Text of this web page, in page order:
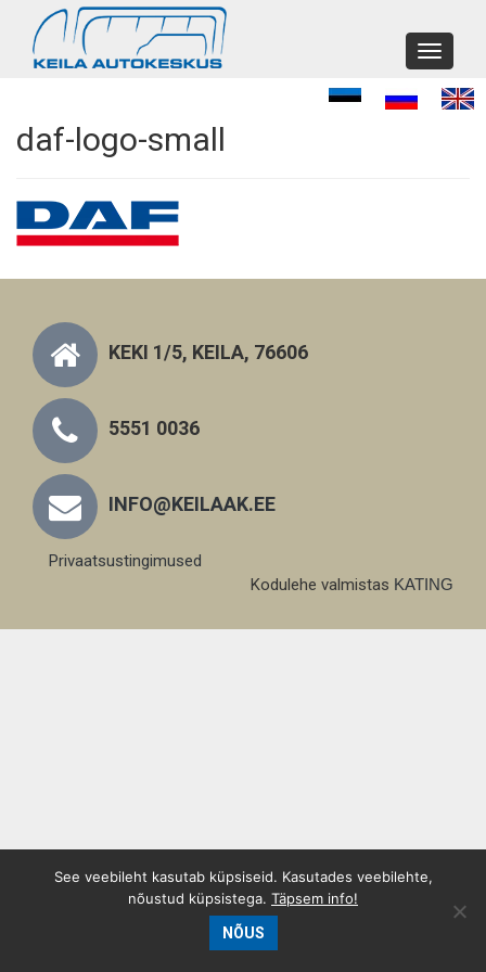
Toggle
daf-logo-small
KEKI 1/5, KEILA, 76606
5551 0036
INFO@KEILAAK.EE
Privaatsustingimused
Kodulehe valmistas KATING
See veebileht kasutab küpsiseid. Kasutades veebilehte,
nõustud küpsistega. Täpsem info!
NÕUS